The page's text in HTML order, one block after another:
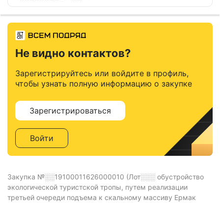
Не видно контактов?
Зарегистрируйтесь или войдите в профиль,
чтобы узнать полную информацию о закупке
Зарегистрироваться
Войти
Закупка №░░19100011626000010 (Лот░░░ обустройство
экологической туристской тропы, путем реализации
третьей очереди подъема к скальному массиву Ермак